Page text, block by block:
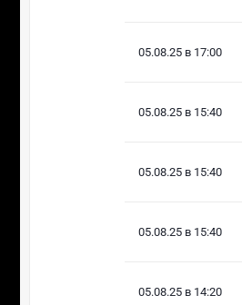
05.08.25 в 17:00
05.08.25 в 15:40
05.08.25 в 15:40
05.08.25 в 15:40
05.08.25 в 14:20